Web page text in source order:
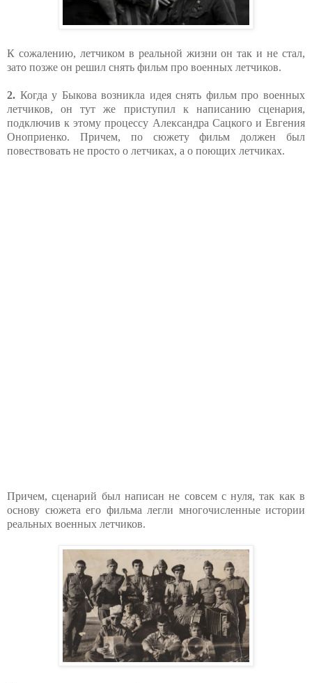
К сожалению, летчиком в реальной жизни он так и не стал,
зато позже он решил снять фильм про военных летчиков.
2. Когда у Быкова возникла идея снять фильм про военных
летчиков, он тут же приступил к написанию сценария,
подключив к этому процессу Александра Сацкого и Евгения
Оноприенко. Причем, по сюжету фильм должен был
повествовать не просто о летчиках, а о поющих летчиках.
Причем, сценарий был написан не совсем с нуля, так как в
основу сюжета его фильма легли многочисленные истории
реальных военных летчиков.